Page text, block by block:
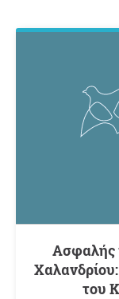
Ασφαλής πρόσβαση στο Κέντρο
του